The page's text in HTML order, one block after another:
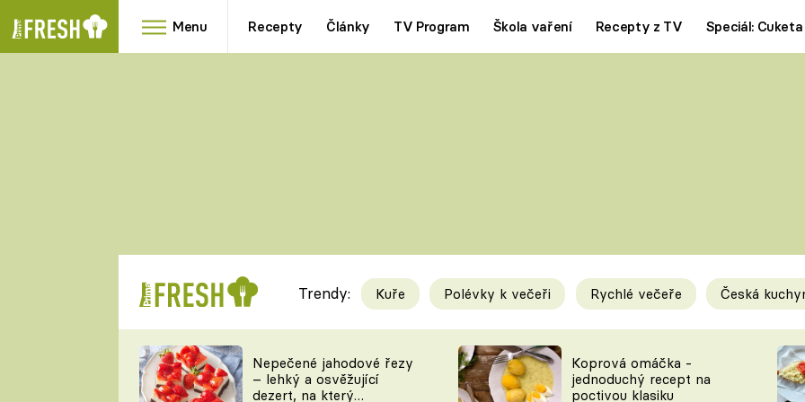
Menu Recepty Články TV Program Škola vaření Recepty z TV Speciál: Cuketa
RYCHLOVKY
Videorecepty
TEĎ VAŘÍ ŠÉF!
Tipy a triky
KAM ZA JÍDLEM
Trendy: Kuře Polévky k večeři Rychlé večeře Česká
Nepečené jahodové řezy
– lehký a osvěžující
dezert, na který
Koprová omáčka -
jednoduchý recept na
poctivou klasiku